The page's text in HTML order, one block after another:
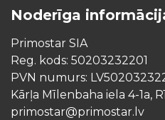
Noderīga
Primostar SIA
Reg. kods: 50203232201
PVN numurs:
Kārļa Mīlenbaha iela 4-1a,
primostar@primostar.lv